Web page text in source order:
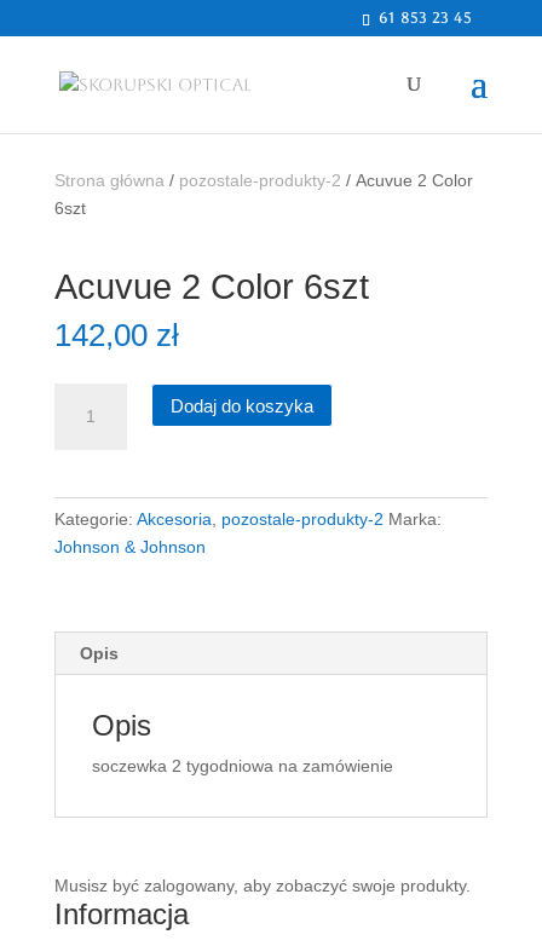
61 853 23 45
Strona główna / pozostale-produkty-2 / Acuvue 2 Color
6szt
Acuvue 2 Color 6szt
142,00 zł
Acuvue
Dodaj do koszyka
Kategorie: Akcesoria pozostale-produkty-2 Marka:
Johnson & Johnson
Opis
Opis
soczewka 2 tygodniowa na zamówienie
Musisz być zalogowany, aby zobaczyć swoje produkty.
Informacja